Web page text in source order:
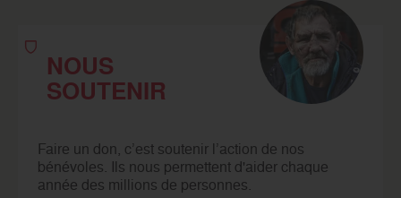
NOUS
SOUTENIR
Faire un don, c’est soutenir l’action de nos
bénévoles. Ils nous permettent d'aider chaque
année des millions de personnes.